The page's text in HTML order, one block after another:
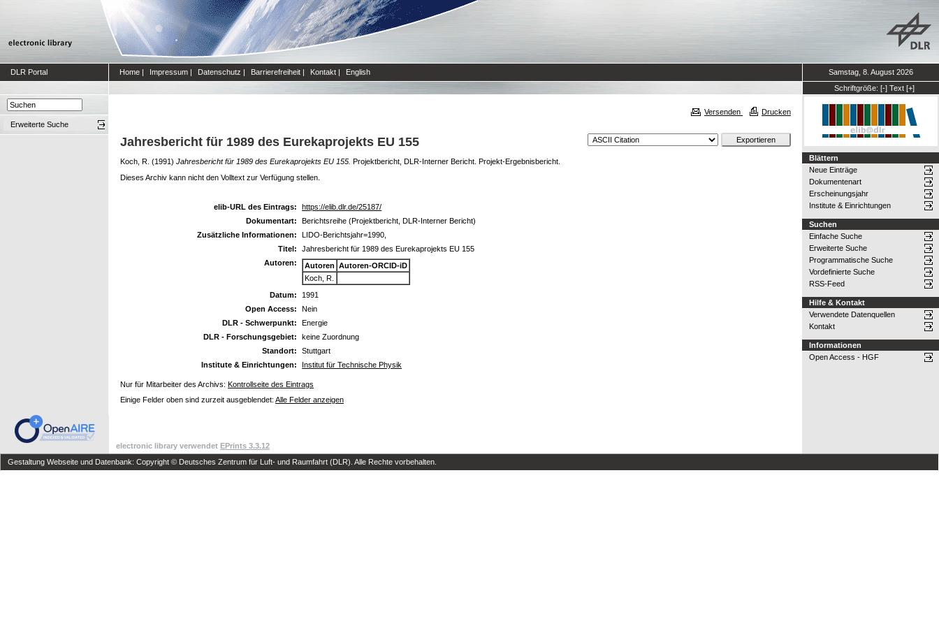
DLR Portal Home | Impressum | Datenschutz | Barrierefreiheit | Kontakt | English
Samstag, 8. August 2026
Schriftgröße: [-] Text [+]
Erweiterte Suche
Versenden Drucken
Jahresbericht für 1989 des Eurekaprojekts EU 155
Koch, R. (1991) Jahresbericht für 1989 des Eurekaprojekts EU 155. Projektbericht, DLR-Interner Bericht. Projekt-Ergebnisbericht.
Dieses Archiv kann nicht den Volltext zur Verfügung stellen.
elib-URL des Eintrags:
https://elib.dlr.de/25187/
Dokumentart:
Berichtsreihe (Projektbericht, DLR-Interner Bericht)
Zusätzliche Informationen:
LIDO-Berichtsjahr=1990,
Titel:
Jahresbericht für 1989 des Eurekaprojekts EU 155
Autoren:
Autoren Autoren-ORCID-iD
Koch, R.
Datum:
1991
Open Access:
Nein
DLR - Schwerpunkt:
Energie
DLR - Forschungsgebiet:
keine Zuordnung
Standort:
Stuttgart
Institute & Einrichtungen:
Institut für Technische Physik
Nur für Mitarbeiter des Archivs: Kontrollseite des Eintrags
Einige Felder oben sind zurzeit ausgeblendet: Alle Felder anzeigen
Blättern
Neue Einträge
Dokumentenart
Erscheinungsjahr
Institute & Einrichtungen
Suchen
Einfache Suche
Erweiterte Suche
Programmatische Suche
Vordefinierte Suche
RSS-Feed
Hilfe & Kontakt
Verwendete Datenquellen
Kontakt
Informationen
Open Access - HGF
electronic library verwendet EPrints 3.3.12
Gestaltung Webseite und Datenbank: Copyright © Deutsches Zentrum für Luft- und Raumfahrt (DLR). Alle Rechte vorbehalten.